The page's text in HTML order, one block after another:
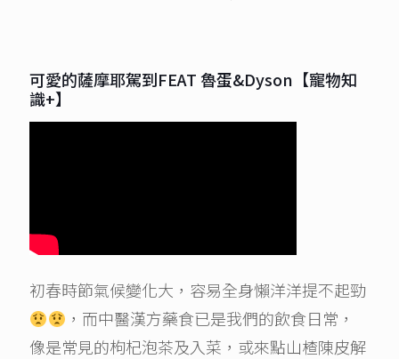
可愛的薩摩耶駕到FEAT 魯蛋&Dyson【寵物知
識+】
初春時節氣候變化大，容易全身懶洋洋提不起勁
，而中醫漢方藥食已是我們的飲食日常，
像是常見的枸杞泡茶及入菜，或來點山楂陳皮解